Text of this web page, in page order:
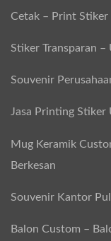
Cetak – Print
Stiker Transparan
Souvenir
Jasa Printing Stiker
Mug Keramik
Berkesan
Souvenir Kantor
Balon Custom –